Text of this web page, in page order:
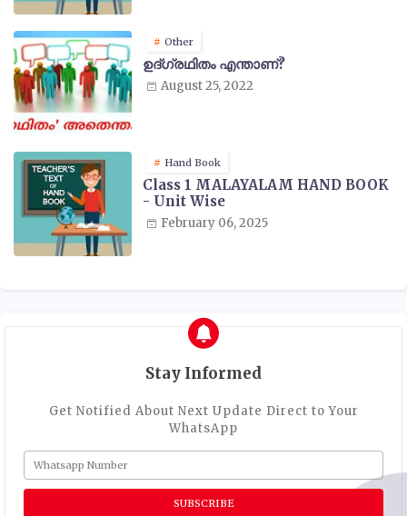
Other
ഉദ്ഗ്രഥിതം എന്താണ്?
August 25, 2022
Hand Book
Class 1 MALAYALAM HAND BOOK
- Unit Wise
February 06, 2025
Stay Informed
Get Notified About Next Update Direct to Your
WhatsApp